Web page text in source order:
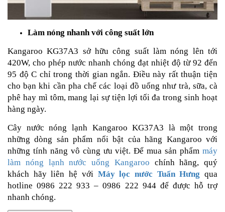
Làm nóng nhanh với công suất lớn
Kangaroo KG37A3 sở hữu công suất làm nóng lên tới
420W, cho phép nước nhanh chóng đạt nhiệt độ từ 92 đến
95 độ C chỉ trong thời gian ngắn. Điều này rất thuận tiện
cho bạn khi cần pha chế các loại đồ uống như trà, sữa, cà
phê hay mì tôm, mang lại sự tiện lợi tối đa trong sinh hoạt
hàng ngày.
Cây nước nóng lạnh Kangaroo KG37A3 là một trong
những dòng sản phẩm nổi bật của hãng Kangaroo với
những tính năng vô cùng ưu việt. Để mua sản phẩm máy
làm nóng lạnh nước uống Kangaroo chính hãng, quý
khách hãy liên hệ với Máy lọc nước Tuấn Hưng qua
hotline 0986 222 933 – 0986 222 944 để được hỗ trợ
nhanh chóng.